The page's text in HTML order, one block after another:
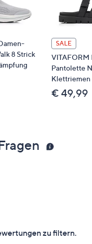
8 Strick
SALE
VITAFORM
Pantolette
Klettriemen
€ 49,99